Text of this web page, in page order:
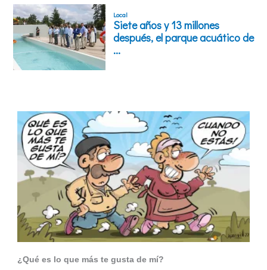
¿Qué es lo que más te gusta de mí?